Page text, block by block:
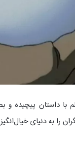
و با طراحی هنری یوشیتاکا آمانو است که در
به دنیای خیال‌انگیز